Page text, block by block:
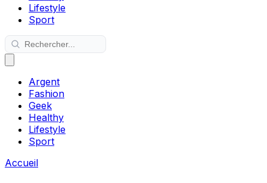
Lifestyle
Sport
Argent
Fashion
Geek
Healthy
Lifestyle
Sport
Accueil